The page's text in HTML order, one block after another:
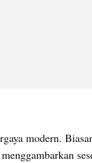
modern.